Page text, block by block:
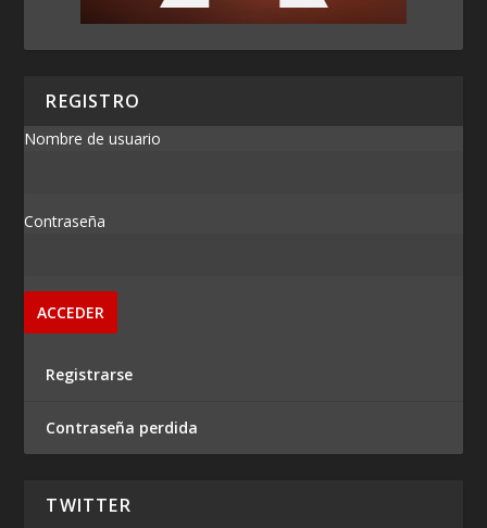
REGISTRO
Nombre de usuario
Contraseña
Registrarse
Contraseña perdida
TWITTER